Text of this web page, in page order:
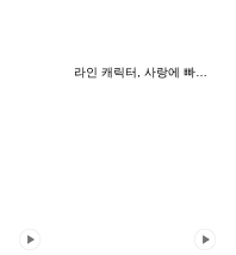
라인 캐릭터, 사랑에 빠지다!